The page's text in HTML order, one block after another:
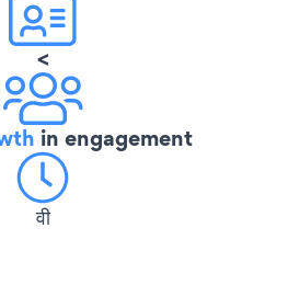
<
in engagement
वी